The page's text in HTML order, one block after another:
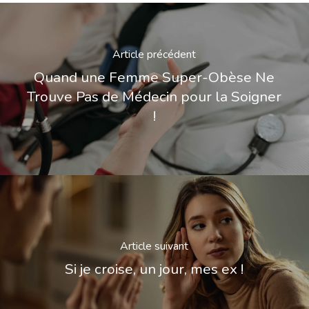
Article précédent
Quand une Femme Super-Obèse Ne
Trouve Pas de Médecin pour la Soigner
!
Article suivant
Si je croise, un jour, mes ex !